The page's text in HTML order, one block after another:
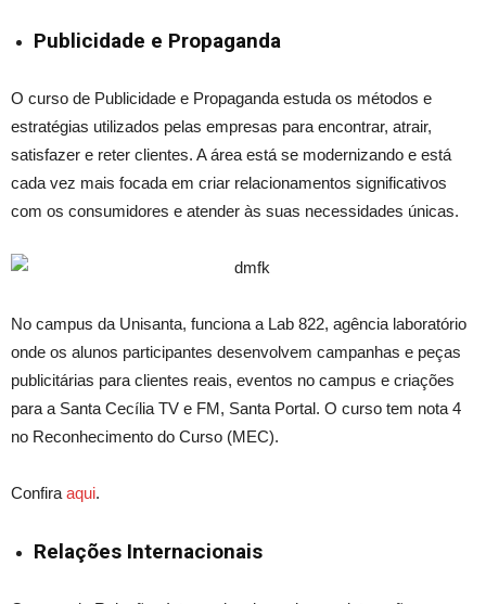
Publicidade e Propaganda
O curso de Publicidade e Propaganda estuda os métodos e
estratégias utilizados pelas empresas para encontrar, atrair,
satisfazer e reter clientes. A área está se modernizando e está
cada vez mais focada em criar relacionamentos significativos
com os consumidores e atender às suas necessidades únicas.
No campus da Unisanta, funciona a Lab 822, agência laboratório
onde os alunos participantes desenvolvem campanhas e peças
publicitárias para clientes reais, eventos no campus e criações
para a Santa Cecília TV e FM, Santa Portal. O curso tem nota 4
no Reconhecimento do Curso (MEC).
Confira aqui.
Relações Internacionais